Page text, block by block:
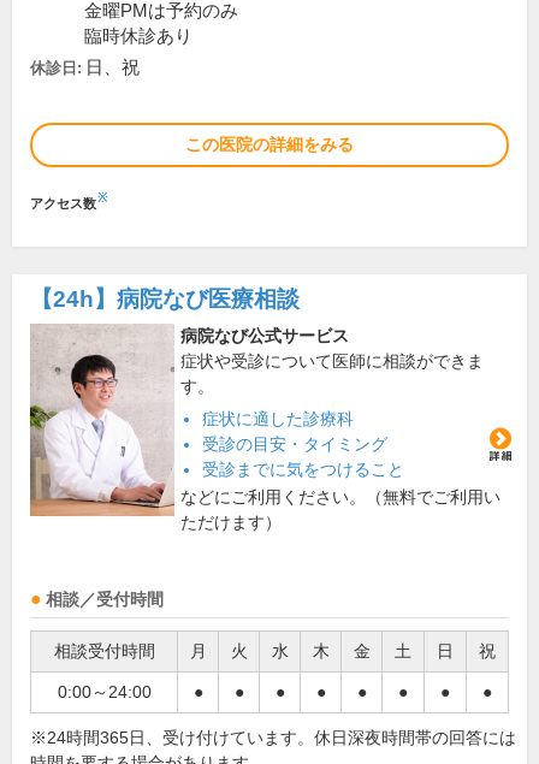
金曜PMは予約のみ
臨時休診あり
休診日: 日、祝
この医院の詳細をみる
アクセス数※
【24h】 病院なび医療相談
病院なび公式サービス
症状や受診について医師に相談ができま
す。
症状に適した診療科
受診の目安・タイミング
受診までに気をつけること
などにご利用ください。（無料でご利用い
ただけます）
相談／受付時間
相談受付時間 月 火 水 木 金 土 日 祝
0:00～24:00 ● ● ● ● ● ● ● ●
※24時間365日、受け付けています。休日深夜時間帯の回答には